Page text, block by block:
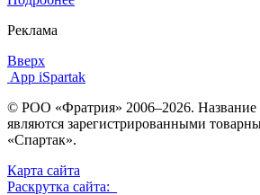
Реклама
Вверх
App iSpartak
© РОО «Фратрия» 2006–2026. Название
являются зарегистрированными
«Спартак».
Карта сайта
Раскрутка сайта: